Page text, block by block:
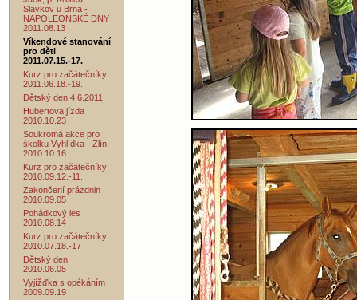
Slavkov u Brna -
NAPOLEONSKÉ DNY
2011.08.13
Víkendové stanování
pro děti
2011.07.15.-17.
Kurz pro začátečníky
2011.06.18.-19.
Dětský den 4.6.2011
Hubertova jízda
2010.10.23
Soukromá akce pro
školku Vyhlídka - Zlín
2010.10.16
Kurz pro začátečníky
2010.09.12.-11.
Zakončení prázdnin
2010.09.05
Pohádkový les
2010.08.14
Kurz pro začátečníky
2010.07.18.-17
Dětský den
2010.06.05
Vyjížďka s opékáním
2009.09.19